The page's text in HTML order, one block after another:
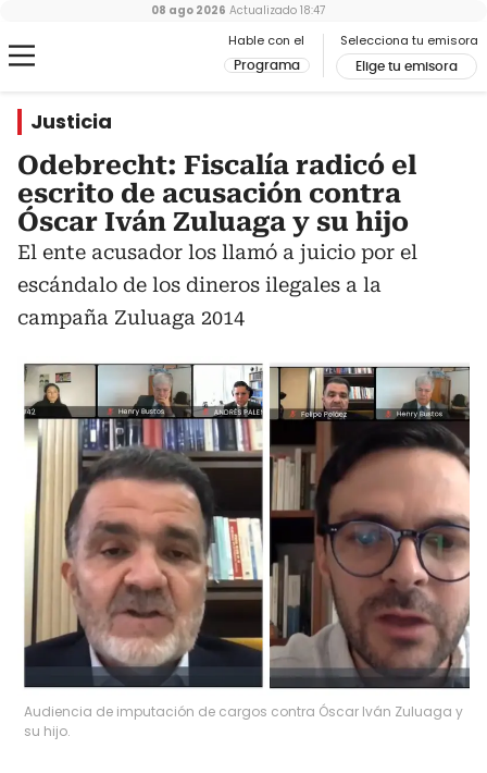
Hable con el
Programa
Selecciona tu emisora
Elige tu emisora
08 ago 2026 Actualizado 18:47
Justicia
Odebrecht: Fiscalía radicó el
escrito de acusación contra
Óscar Iván Zuluaga y su hijo
El ente acusador los llamó a juicio por el
escándalo de los dineros ilegales a la
campaña Zuluaga 2014
Audiencia de imputación de cargos contra Óscar Iván Zuluaga y
su hijo.